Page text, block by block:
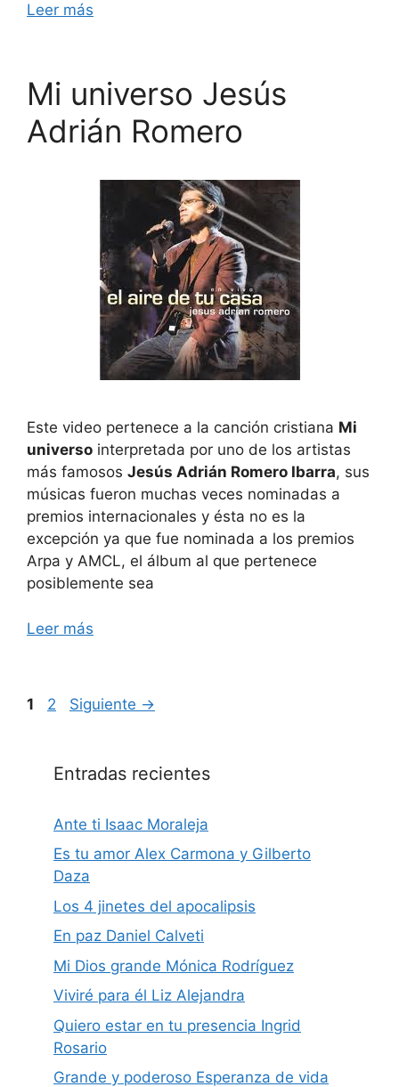
Leer más
Mi universo Jesús
Adrián Romero
Este video pertenece a la canción cristiana Mi
universo interpretada por uno de los artistas
más famosos Jesús Adrián Romero Ibarra, sus
músicas fueron muchas veces nominadas a
premios internacionales y ésta no es la
excepción ya que fue nominada a los premios
Arpa y AMCL, el álbum al que pertenece
posiblemente sea
Leer más
Página
1 Página
2 Siguiente →
Entradas recientes
Ante ti Isaac Moraleja
Es tu amor Alex Carmona y Gilberto
Daza
Los 4 jinetes del apocalipsis
En paz Daniel Calveti
Mi Dios grande Mónica Rodríguez
Viviré para él Liz Alejandra
Quiero estar en tu presencia Ingrid
Rosario
Grande y poderoso Esperanza de vida